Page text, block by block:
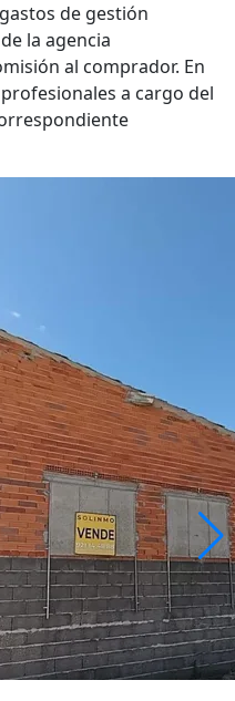
de gestión
la agencia
al comprador. En
a cargo del